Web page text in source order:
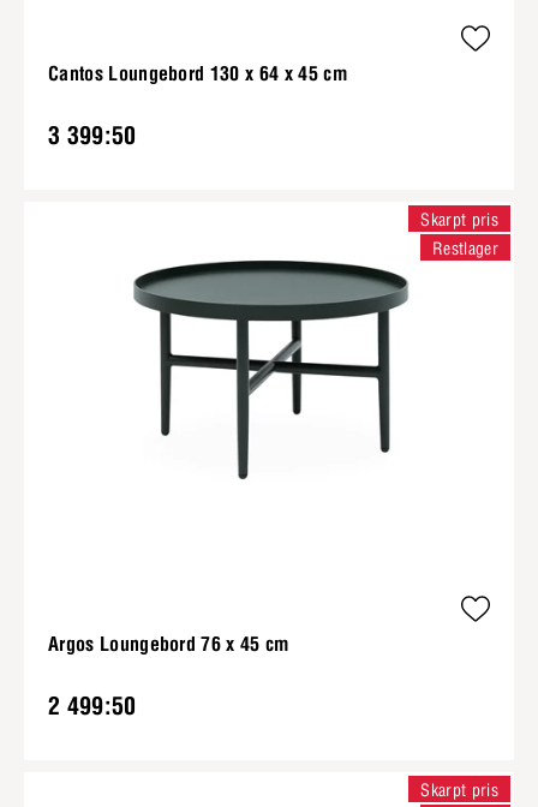
Cantos Loungebord 130 x 64 x 45 cm
3 399:50
Argos Loungebord 76 x 45 cm
2 499:50
Skarpt pris
Restlager
Skarpt pris